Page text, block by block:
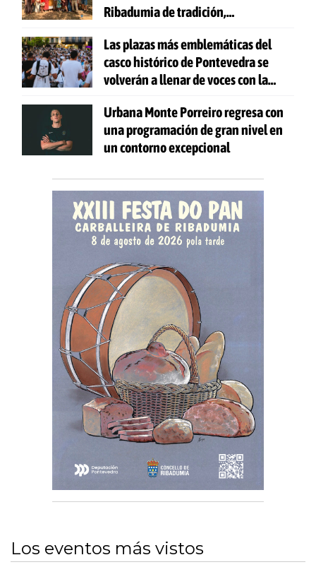
Ribadumia de tradición,
todas las edades
Las plazas más emblemáticas del
casco histórico de Pontevedra se
volverán a llenar de voces con la
Urbana Monte Porreiro regresa con
una programación de gran nivel en
un contorno excepcional
Los eventos más vistos